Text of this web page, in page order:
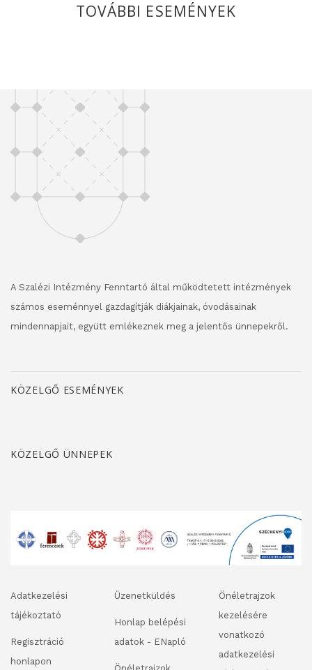
TOVÁBBI ESEMÉNYEK
A Szalézi Intézmény Fenntartó által működtetett intézmények
számos eseménnyel gazdagítják diákjainak, óvodásainak
mindennapjait, együtt emlékeznek meg a jelentős ünnepekről.
KÖZELGŐ ESEMÉNYEK
KÖZELGŐ ÜNNEPEK
Adatkezelési
tájékoztató
Regisztráció
honlapon
Üzenetküldés
Honlap belépési
adatok - ENapló
Önéletrajzok
kezelésére
vonatkozó
adatkezelési